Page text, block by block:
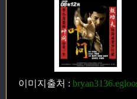
이미지출처 :